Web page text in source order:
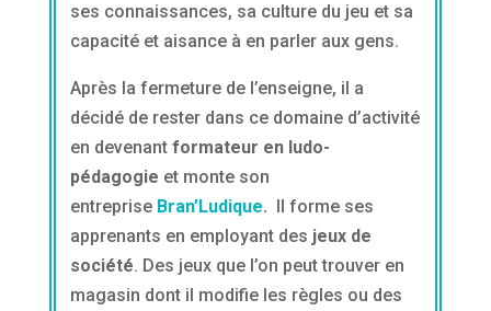
ses connaissances, sa culture du jeu et sa
capacité et aisance à en parler aux gens.
Après la fermeture de l’enseigne, il a
décidé de rester dans ce domaine d’activité
en devenantformateur en ludo-
pédagogie et monte son
entreprise Bran’Ludique.
Il forme ses
apprenants en employant des jeux de
société. Des jeux que l’on peut trouver en
magasin dont il modifie les règles ou des